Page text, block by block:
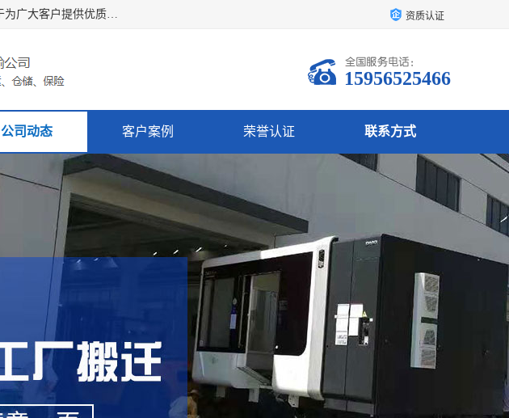
安徽信多多吊装搬运有限公司，主营吊装搬运,工厂搬迁，叉车出租，公司地址位于安徽合肥瑶海，致力于为广大客户提供优质的产品/服务，如果您对我公司的产品服务感兴趣，请联系[安徽信多多吊装搬运有限公司]，期待您的来电。 资质认证
15956525466
公司动态 客户案例 荣誉认证 联系方式